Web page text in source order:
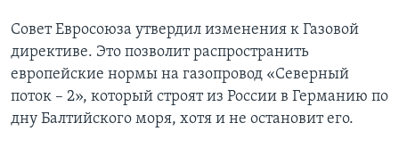
Совет Евросоюза утвердил изменения к Газовой
директиве. Это позволит распространить
европейские нормы на газопровод «Северный
поток – 2», который строят из России в Германию по
дну Балтийского моря, хотя и не остановит его.